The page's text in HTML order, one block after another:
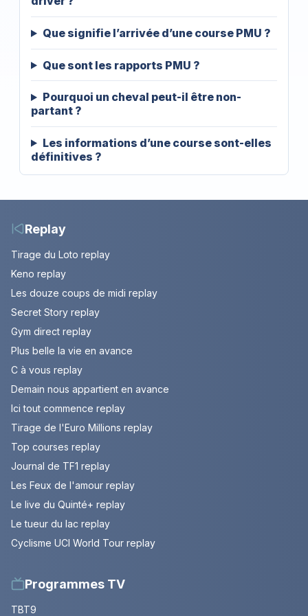
Que signifie l’arrivée d’une course PMU ?
Que sont les rapports PMU ?
Pourquoi un cheval peut-il être non-
partant ?
Les informations d’une course sont-elles
définitives ?
Replay
Tirage du Loto replay
Keno replay
Les douze coups de midi replay
Secret Story replay
Gym direct replay
Plus belle la vie en avance
C à vous replay
Demain nous appartient en avance
Ici tout commence replay
Tirage de l'Euro Millions replay
Top courses replay
Journal de TF1 replay
Les Feux de l'amour replay
Le live du Quinté+ replay
Le tueur du lac replay
Cyclisme UCI World Tour replay
Programmes TV
TBT9